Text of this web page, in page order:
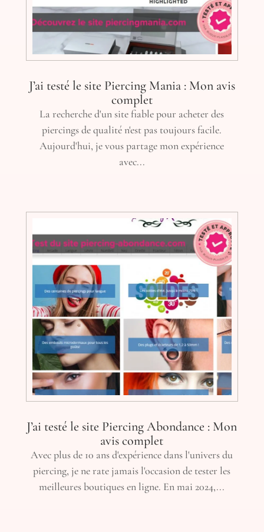
J’ai testé le site Piercing Mania : Mon avis
complet
La recherche d'un site fiable pour acheter des
piercings de qualité n'est pas toujours facile.
Aujourd'hui, je vous partage mon expérience
avec...
J’ai testé le site Piercing Abondance : Mon
avis complet
Avec plus de 10 ans d'expérience dans l'univers du
piercing, je ne rate jamais l'occasion de tester les
meilleures boutiques en ligne. En mai 2024,...